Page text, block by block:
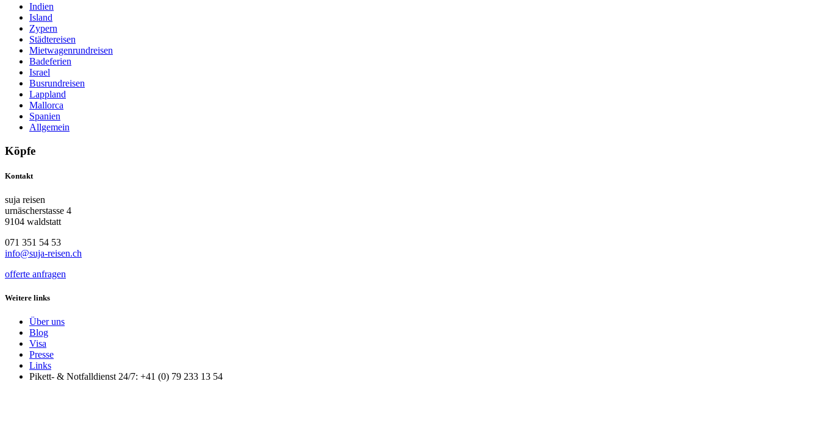
Indien
Island
Zypern
Städtereisen
Mietwagenrundreisen
Badeferien
Israel
Busrundreisen
Lappland
Mallorca
Spanien
Allgemein
Köpfe
Kontakt
suja reisen
urnäscherstasse 4
9104 waldstatt
071 351 54 53
info@suja-reisen.ch
offerte anfragen
Weitere links
Über uns
Blog
Visa
Presse
Links
Pikett- & Notfalldienst 24/7: +41 (0) 79 233 13 54